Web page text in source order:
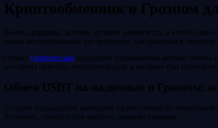
Криптообменник в Грозном
Рынок цифровых активов активно развивается, и все больше
самых востребованных инструментов для хранения и
Сервис yaobmen.cash предлагает современный формат обмена
кто ценит скорость, актуальный курс и комфорт при
Обмен USDT на наличные в Грозном:
Сегодня пользователи выбирают офлайн-обмен по
В‑третьих, гибкость при работе с разными суммами.